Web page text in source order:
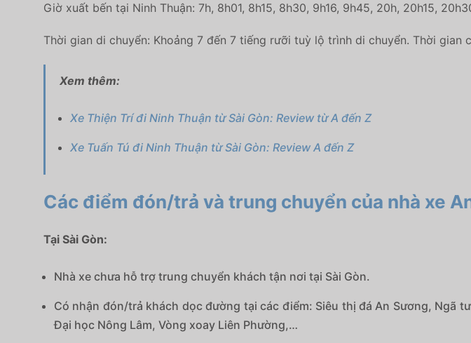
Giờ xuất bến tại Ninh Thuận: 7h, 8h01, 8h15, 8h30, 9h16, 9h45, 20h, 20h15,
Thời gian di chuyển: Khoảng 7 đến 7 tiếng rưỡi tuỳ lộ trình di chuyển. Thời gian
Xem thêm:
Xe Thiện Trí đi Ninh Thuận từ Sài Gòn: Review từ A đến Z
Xe Tuấn Tú đi Ninh Thuận từ Sài Gòn: Review A đến Z
Các điểm đón/trả và trung chuyển của nhà xe
Tại Sài Gòn:
Nhà xe chưa hỗ trợ trung chuyển khách tận nơi tại Sài Gòn.
Có nhận đón/trả khách dọc đường tại các điểm: Siêu thị đá An Sương, Ngã
Đại học Nông Lâm, Vòng xoay Liên Phường,…